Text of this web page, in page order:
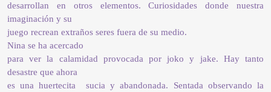
desarrollan en otros elementos. Curiosidades donde nuestra
imaginación y su
juego recrean extraños seres fuera de su medio.
Nina se ha acercado
para ver la calamidad provocada por joko y jake. Hay tanto
desastre que ahora
es una huertecita sucia y abandonada. Sentada observando la